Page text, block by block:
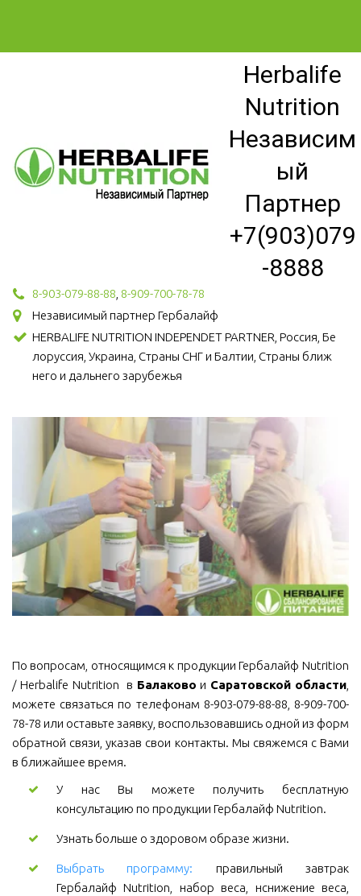
Herbalife
Nutrition
Независим
ый
Партнер
+7(903)079
-8888
8-903-079-88-88 8-909-700-78-78
Независимый партнер Гербалайф
HERBALIFE NUTRITION INDEPENDET PARTNER, Россия, Бе
лоруссия, Украина, Страны СНГ и Балтии, Страны ближ
него и дальнего зарубежья
По вопросам, относящимся к продукции Гербалайф Nutrition
/ Herbalife Nutrition в Балаково и Саратовской области
можете связаться по телефонам 8-903-079-88-88, 8-909-700-
78-78 или оставьте заявку, воспользовавшись одной из форм
обратной связи, указав свои контакты. Мы свяжемся с Вами
в ближайшее время.
У нас Вы можете получить бесплатную
консультацию по продукции Гербалайф Nutrition.
Узнать больше о здоровом образе жизни.
Выбрать программу: правильный завтрак
Гербалайф Nutrition, набор веса, нснижение веса,